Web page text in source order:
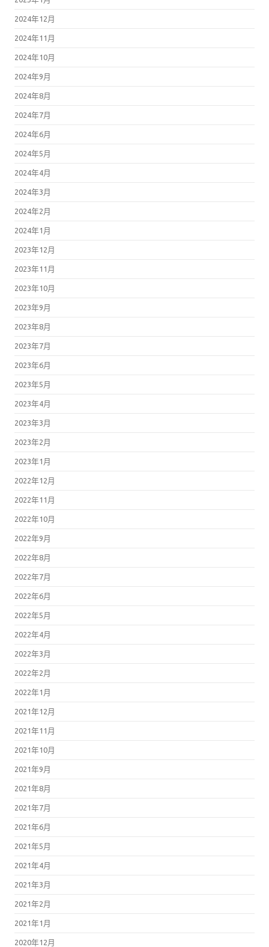
2024年12月
2024年11月
2024年10月
2024年9月
2024年8月
2024年7月
2024年6月
2024年5月
2024年4月
2024年3月
2024年2月
2024年1月
2023年12月
2023年11月
2023年10月
2023年9月
2023年8月
2023年7月
2023年6月
2023年5月
2023年4月
2023年3月
2023年2月
2023年1月
2022年12月
2022年11月
2022年10月
2022年9月
2022年8月
2022年7月
2022年6月
2022年5月
2022年4月
2022年3月
2022年2月
2022年1月
2021年12月
2021年11月
2021年10月
2021年9月
2021年8月
2021年7月
2021年6月
2021年5月
2021年4月
2021年3月
2021年2月
2021年1月
2020年12月